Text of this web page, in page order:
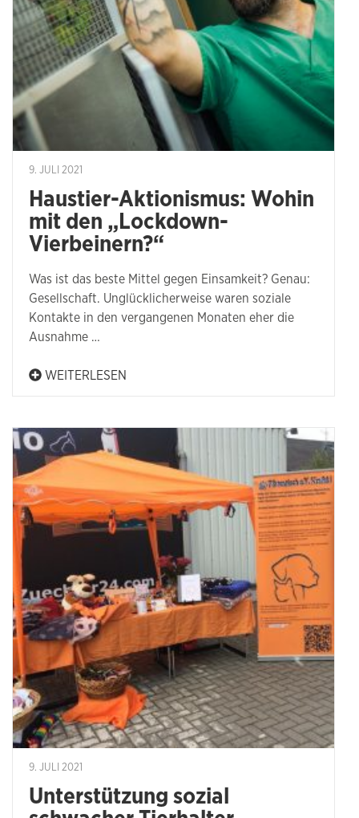
9. JULI 2021
Haustier-Aktionismus: Wohin
mit den „Lockdown-
Vierbeinern?“
Was ist das beste Mittel gegen Einsamkeit? Genau:
Gesellschaft. Unglücklicherweise waren soziale
Kontakte in den vergangenen Monaten eher die
Ausnahme …
WEITERLESEN
9. JULI 2021
Unterstützung sozial